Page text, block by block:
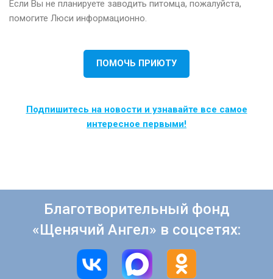
Если Вы не планируете заводить питомца, пожалуйста,
помогите Люси информационно.
ПОМОЧЬ ПРИЮТУ
Подпишитесь на новости и узнавайте все самое
интересное первыми!
Благотворительный фонд
«Щенячий Ангел» в соцсетях: